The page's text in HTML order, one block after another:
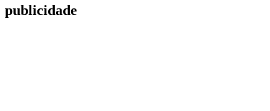
publicidade